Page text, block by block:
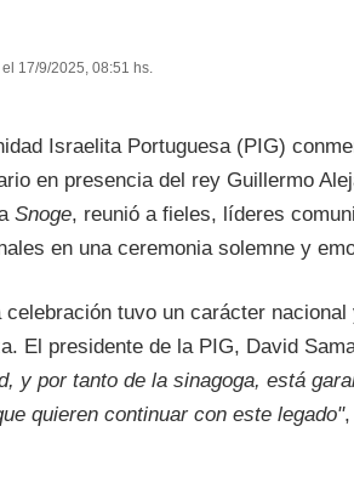
17/9/2025, 08:51 hs.
Israelita Portuguesa (PIG)
en presencia del rey Guillermo
Snoge, reunió a fieles, líderes
en una ceremonia solemne y
celebración tuvo un carácter
El presidente de la PIG, David
y por tanto de la sinagoga, está
quieren continuar con este legado",